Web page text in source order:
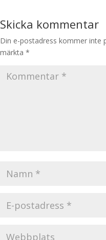
Skicka kommentar
Din e-postadress kommer inte
märkta *